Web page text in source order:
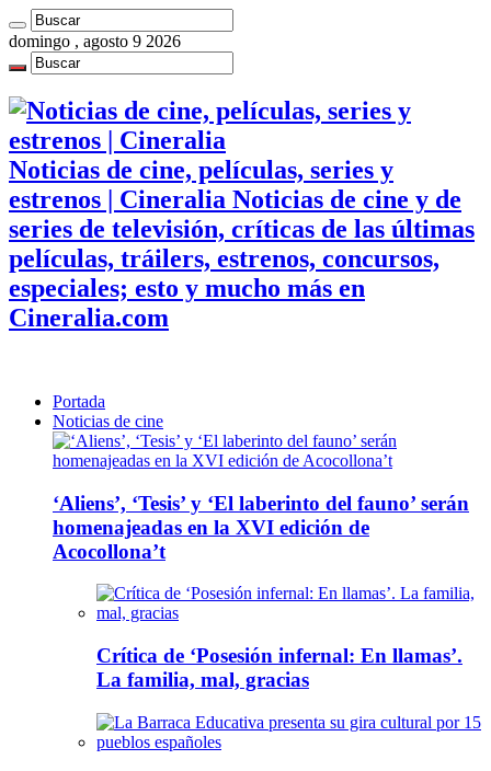
domingo , agosto 9 2026
Noticias de cine, películas, series y
estrenos | Cineralia Noticias de cine y de
series de televisión, críticas de las últimas
películas, tráilers, estrenos, concursos,
especiales; esto y mucho más en
Cineralia.com
Portada
Noticias de cine
‘Aliens’, ‘Tesis’ y ‘El laberinto del fauno’ serán
homenajeadas en la XVI edición de
Acocollona’t
Crítica de ‘Posesión infernal: En llamas’.
La familia, mal, gracias